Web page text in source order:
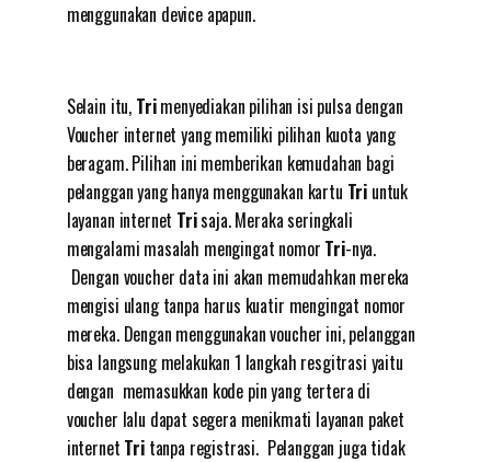
menggunakan device apapun.
Selain itu, Trimenyediakan pilihan isi pulsa dengan
Voucher internet yang memiliki pilihan kuota yang
beragam. Pilihan ini memberikan kemudahan bagi
pelanggan yang hanya menggunakan kartu Tri untuk
layanan internet Trisaja. Meraka seringkali
mengalami masalah mengingat nomor Tri-nya.
Dengan voucher data ini akan memudahkan mereka
mengisi ulang tanpa harus kuatir mengingat nomor
mereka. Dengan menggunakan voucher ini, pelanggan
bisa langsung melakukan 1 langkah resgitrasi yaitu
dengan memasukkan kode pin yang tertera di
voucher lalu dapat segera menikmati layanan paket
internet Tritanpa registrasi. Pelanggan juga tidak